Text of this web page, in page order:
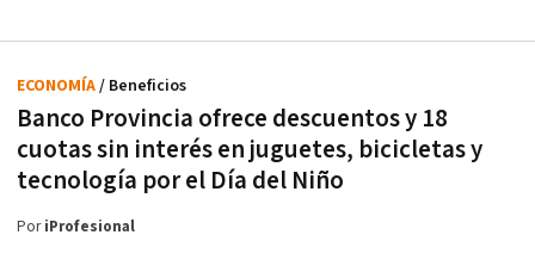
Banco Provincia ofrece descuentos y 18
cuotas sin interés en juguetes, bicicletas y
tecnología por el Día del Niño
ECONOMÍA/ Beneficios
PoriProfesional